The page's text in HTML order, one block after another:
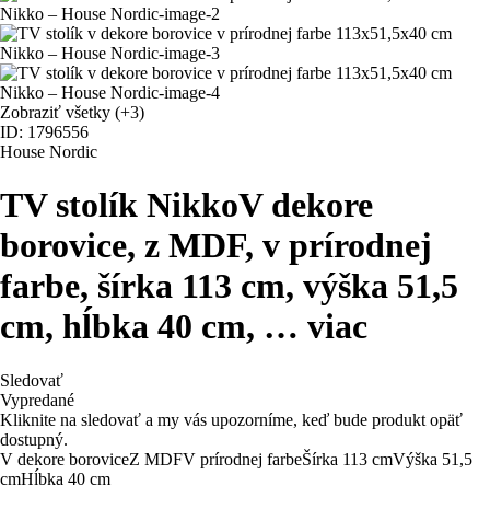
Zobraziť všetky (+3)
ID: 1796556
House Nordic
TV stolík NikkoV dekore
borovice, z MDF, v prírodnej
farbe, šírka 113 cm, výška 51,5
cm, hĺbka 40 cm, … viac
Sledovať
Vypredané
Kliknite na sledovať a my vás upozorníme, keď bude produkt opäť
dostupný.
V dekore boroviceZ MDFV prírodnej farbeŠírka 113 cmVýška 51,5
cmHĺbka 40 cm